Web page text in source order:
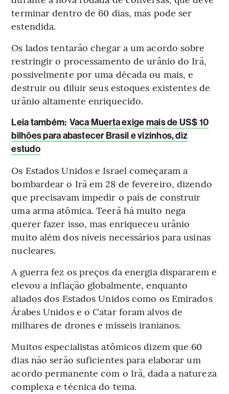
terminar dentro de 60 dias, mas pode ser
estendida.
Os lados tentarão chegar a um acordo sobre
restringir o processamento de urânio do Irã,
possivelmente por uma década ou mais, e
destruir ou diluir seus estoques existentes de
urânio altamente enriquecido.
Leia também: Vaca Muerta exige mais de US$ 10
bilhões para abastecer Brasil e vizinhos, diz
estudo
Os Estados Unidos e Israel começaram a
bombardear o Irã em 28 de fevereiro, dizendo
que precisavam impedir o país de construir
uma arma atômica. Teerã há muito nega
querer fazer isso, mas enriqueceu urânio
muito além dos níveis necessários para usinas
nucleares.
A guerra fez os preços da energia dispararem e
elevou a inflação globalmente, enquanto
aliados dos Estados Unidos como os Emirados
Árabes Unidos e o Catar foram alvos de
milhares de drones e mísseis iranianos.
Muitos especialistas atômicos dizem que 60
dias não serão suficientes para elaborar um
acordo permanente com o Irã, dada a natureza
complexa e técnica do tema.